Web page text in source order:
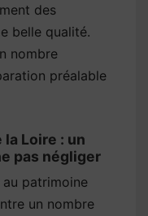
des
belle qualité.
nombre
préalable
la Loire : un
pas négliger
au patrimoine
un nombre